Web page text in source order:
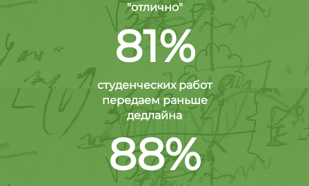
"отлично"
81%
студенческих работ
передаем раньше
дедлайна
88%